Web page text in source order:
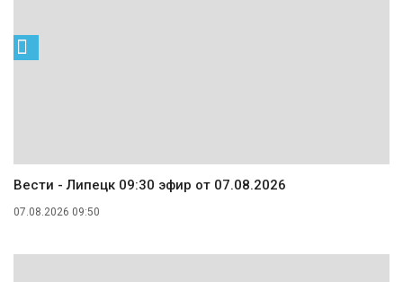
Вести - Липецк 09:30 эфир от 07.08.2026
07.08.2026 09:50